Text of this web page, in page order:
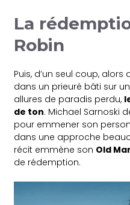
La
Robin
Puis, d’un seul coup, alors
dans un prieuré bâti sur
allures de paradis perdu,
de ton. Michael Sarnoski
pour emmener son
dans une approche
récit emmène son Old
de rédemption.